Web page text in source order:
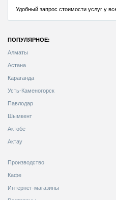
ПОПУЛЯРНОЕ:
Алматы
Астана
Караганда
Усть-Каменогорск
Павлодар
Шымкент
Актобе
Актау
Производство
Кафе
Интернет-магазины